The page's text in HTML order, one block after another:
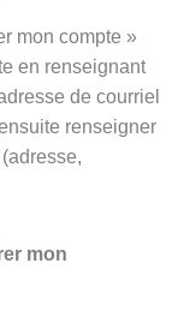
mon compte »
en renseignant
de courriel
renseigner
mon